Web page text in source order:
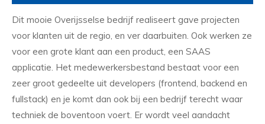
Dit mooie Overijsselse bedrijf realiseert gave projecten
voor klanten uit de regio, en ver daarbuiten. Ook werken ze
voor een grote klant aan een product, een SAAS
applicatie. Het medewerkersbestand bestaat voor een
zeer groot gedeelte uit developers (frontend, backend en
fullstack) en je komt dan ook bij een bedrijf terecht waar
techniek de boventoon voert. Er wordt veel aandacht